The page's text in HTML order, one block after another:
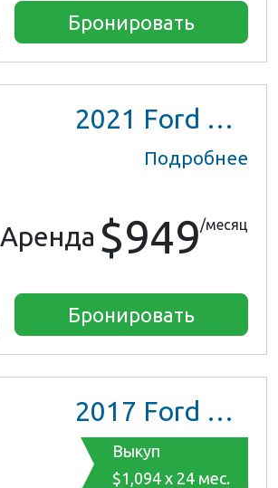
Бронировать
2021 Ford Escape SE Hybrid
Подробнее
Аренда $949/месяц
Бронировать
2017 Ford Mustang
Выкуп
$1,094 x 24 мес.